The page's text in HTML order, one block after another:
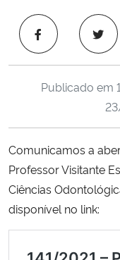
Ministério da Cidadania
Ministério da Saúde
Ministério de Minas e Energia
Ministério da Ciência,
Ministério do Meio Ambiente
Ministério do Turismo
Publicado em
Comunicamos a
Professor Visitante
Ciências
disponível no link: